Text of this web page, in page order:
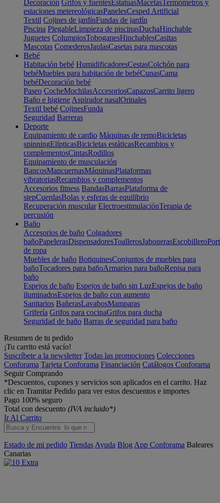
Decoración Grifos y fuentesEstatuasMacetasTermómetros y
estaciones metereológicasPanelesCesped Artificial
Textil Cojines de jardínFundas de jardín
Piscina PlegableLimpieza de piscinasDuchaHinchable
Juguetes ColumpiosToboganesHinchablesCasitas
Mascotas ComederosJaulasCasetas para mascotas
Bebé
Habitación bebé HumidificadoresCestasColchón para
bebéMuebles para habitación de bebéCunasCama
bebéDecoración bebé
Paseo CocheMochilasAccesoriosCapazosCarrito ligero
Baño e higiene Aspirador nasalOrinales
Textil bebé CojinesFunda
Seguridad Barreras
Deporte
Equipamiento de cardio Máquinas de remoBicicletas
spinningElípticasBicicletas estáticasRecambios y
complementosCintasRodillos
Equipamiento de musculación
BancosMancuernasMáquinasPlataformas
vibratoriasRecambios y complementos
Accesorios fitness BandasBarrasPlataforma de
stepCuerdasBolas y esferas de equilibrio
Recuperación muscular ElectroestimulaciónTerapia de
percusión
Baño
Accesorios de baño Colgadores
bañoPapelerasDispensadoresToallerosJabonerasEscobillero
de ropa
Muebles de baño BotiquinesConjuntos de muebles para
bañoTocadores para bañoArmarios para bañoRepisa para
baño
Espejos de baño Espejos de baño sin LuzEspejos de baño
iluminadosEspejos de baño con aumento
Sanitarios BañerasLavabosMamparas
Grifería Grifos para cocinaGrifos para ducha
Seguridad de baño Barras de seguridad para baño
Resumen de tu pedido
¡Tu carrito está vacío!
Suscríbete a la newsletter Todas las promociones Colecciones
Conforama Tarjeta Conforama Financiación Catálogos Conforama
Seguir Comprando
*Descuentos, cupones y servicios son aplicados en el carrito. Haz
clic en Tramitar Pedido para ver estos descuentos e importes
Pago 100% seguro
Total con descuento (IVA incluido*)
Ir Al Carrito
Estado de mi pedido Tiendas Ayuda Blog App Conforama Baleares
Canarias